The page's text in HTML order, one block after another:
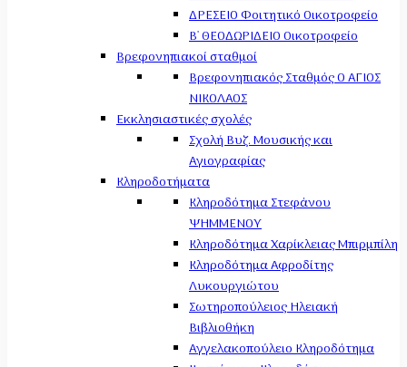
ΔΡΕΣΕΙΟ Φοιτητικό Οικοτροφείο
Β' ΘΕΟΔΩΡΙΔΕΙΟ Οικοτροφείο
Βρεφονηπιακοί σταθμοί
Βρεφονηπιακός Σταθμός Ο ΑΓΙΟΣ
ΝΙΚΟΛΑΟΣ
Εκκλησιαστικές σχολές
Σχολή Βυζ. Μουσικής και
Αγιογραφίας
Κληροδοτήματα
Κληροδότημα Στεφάνου
ΨΗΜΜΕΝΟΥ
Κληροδότημα Χαρίκλειας Μπιρμπίλη
Κληροδότημα Αφροδίτης
Λυκουργιώτου
Σωτηροπούλειος Ηλειακή
Βιβλιοθήκη
Αγγελακοπούλειο Κληροδότημα